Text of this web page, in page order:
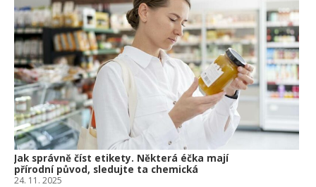
Jak správně číst etikety. Některá éčka mají
přírodní původ, sledujte ta chemická
24. 11. 2025